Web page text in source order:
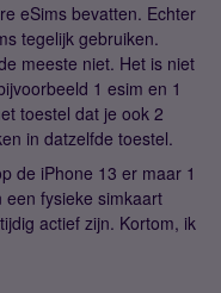
eSims bevatten. Echter
tegelijk gebruiken.
meeste niet. Het is niet
1 esim en 1
toestel dat je ook 2
in datzelfde toestel.
de iPhone 13 er maar 1
fysieke simkaart
actief zijn. Kortom, ik